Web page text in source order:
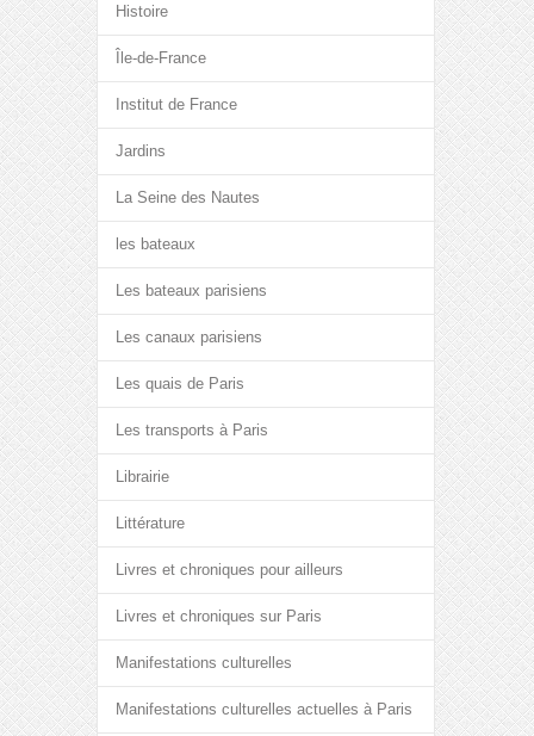
Histoire
Île-de-France
Institut de France
Jardins
La Seine des Nautes
les bateaux
Les bateaux parisiens
Les canaux parisiens
Les quais de Paris
Les transports à Paris
Librairie
Littérature
Livres et chroniques pour ailleurs
Livres et chroniques sur Paris
Manifestations culturelles
Manifestations culturelles actuelles à Paris